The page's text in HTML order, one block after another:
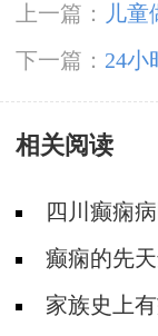
上一篇：
儿童
下一篇： 24小
相关阅读
四川癫痫
遗传?癫痫的先
家族史上